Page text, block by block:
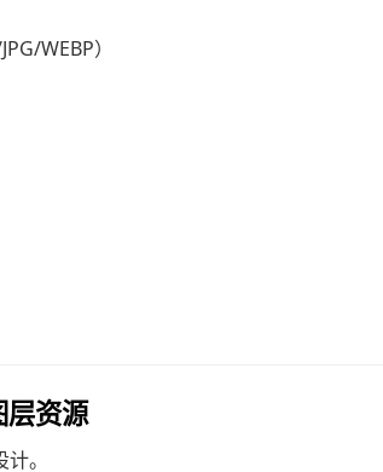
WEBP）
层资源
。